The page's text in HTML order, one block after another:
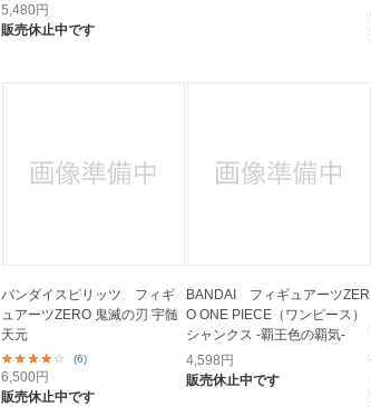
5,480円
販売休止中です
バンダイスピリッツ フィギ
ュアーツZERO 鬼滅の刃 宇髄
天元
(6)
6,500円
販売休止中です
BANDAI フィギュアーツZER
O ONE PIECE（ワンピース）
シャンクス -覇王色の覇気-
4,598円
販売休止中です